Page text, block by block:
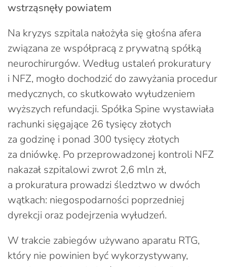
wstrząsnęły powiatem
Na kryzys szpitala nałożyła się głośna afera
związana ze współpracą z prywatną spółką
neurochirurgów. Według ustaleń prokuratury
i NFZ, mogło dochodzić do zawyżania procedur
medycznych, co skutkowało wyłudzeniem
wyższych refundacji. Spółka Spine wystawiała
rachunki sięgające 26 tysięcy złotych
za godzinę i ponad 300 tysięcy złotych
za dniówkę. Po przeprowadzonej kontroli NFZ
nakazał szpitalowi zwrot 2,6 mln zł,
a prokuratura prowadzi śledztwo w dwóch
wątkach: niegospodarności poprzedniej
dyrekcji oraz podejrzenia wyłudzeń.
W trakcie zabiegów używano aparatu RTG,
który nie powinien być wykorzystywany,